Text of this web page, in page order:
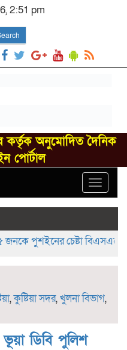
2:51 pm
কর্তৃক অনুমোদিত দৈনিক
পোর্টাল
Toggle
পুশইনের চেষ্টা বিএসএফের,
,কুষ্টিয়া সদর,খুলনা বিভাগ,
ডিবি পুলিশ